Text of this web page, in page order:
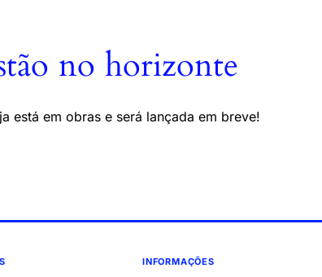
no horizonte
está em obras e será lançada em breve!
INFORMAÇÕES